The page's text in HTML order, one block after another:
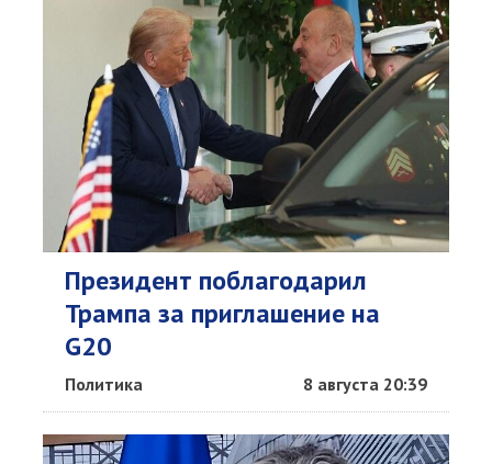
Президент поблагодарил
Трампа за приглашение на
G20
Политика 8 августа 20:39